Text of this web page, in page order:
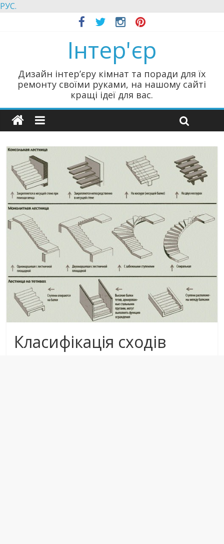
РУС.
Інтер'єр
Дизайн інтер’єру кімнат та поради для їх
ремонту своїми руками, на нашому сайті
кращі ідеї для вас.
Класифікація сходів